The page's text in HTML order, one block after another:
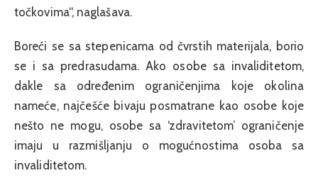
točkovima“, naglašava.
Boreći se sa stepenicama od čvrstih materijala, borio
se i sa predrasudama. Ako osobe sa invaliditetom,
dakle sa određenim ograničenjima koje okolina
nameće, najčešće bivaju posmatrane kao osobe koje
nešto ne mogu, osobe sa ‘zdravitetom’ ograničenje
imaju u razmišljanju o mogućnostima osoba sa
invaliditetom.